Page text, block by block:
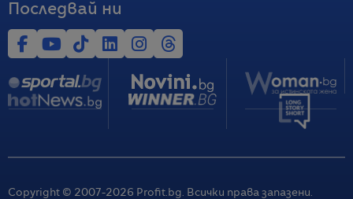
Последвай ни
Copyright © 2007-2026 Profit.bg. Всички права запазени.